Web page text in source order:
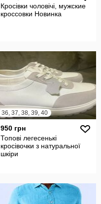
Кросівки чоловічі, мужские
кроссовки Новинка
36, 37, 38, 39, 40
950 грн
Топові легесенькі
кросівочки з натуральної
шкіри